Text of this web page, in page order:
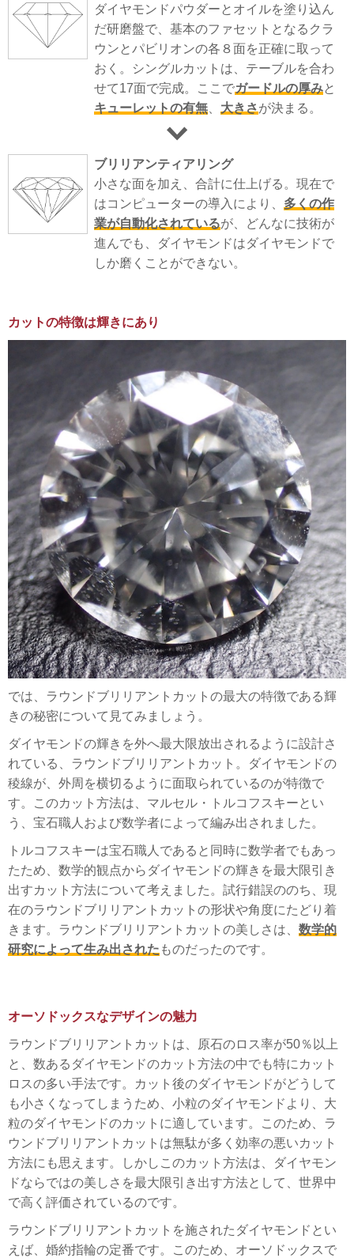
ダイヤモンドパウダーとオイルを塗り込ん
だ研磨盤で、基本のファセットとなるクラ
ウンとパビリオンの各８面を正確に取って
おく。シングルカットは、テーブルを合わ
せて17面で完成。ここでガードルの厚みと
キューレットの有無
大きさが決まる。
ブリリアンティアリング
小さな面を加え、合計に仕上げる。現在で
はコンピューターの導入により、 多くの作
業が自動化されているが、どんなに技術が
進んでも、ダイヤモンドはダイヤモンドで
しか磨くことができない。
カットの特徴は輝きにあり
では、ラウンドブリリアントカットの最大の特徴である輝
きの秘密について見てみましょう。
ダイヤモンドの輝きを外へ最大限放出されるように設計さ
れている、ラウンドブリリアントカット。ダイヤモンドの
稜線が、外周を横切るように面取られているのが特徴で
す。このカット方法は、マルセル・トルコフスキーとい
う、宝石職人および数学者によって編み出されました。
トルコフスキーは宝石職人であると同時に数学者でもあっ
たため、数学的観点からダイヤモンドの輝きを最大限引き
出すカット方法について考えました。試行錯誤ののち、現
在のラウンドブリリアントカットの形状や角度にたどり着
きます。ラウンドブリリアントカットの美しさは、 数学的
研究によって生み出された ものだったのです。
オーソドックスなデザインの魅力
ラウンドブリリアントカットは、原石のロス率が50％以上
と、数あるダイヤモンドのカット方法の中でも特にカット
ロスの多い手法です。カット後のダイヤモンドがどうして
も小さくなってしまうため、小粒のダイヤモンドより、大
粒のダイヤモンドのカットに適しています。このため、ラ
ウンドブリリアントカットは無駄が多く効率の悪いカット
方法にも思えます。しかしこのカット方法は、ダイヤモン
ドならではの美しさを最大限引き出す方法として、世界中
で高く評価されているのです。
ラウンドブリリアントカットを施されたダイヤモンドとい
えば、婚約指輪の定番です。このため、オーソドックスで